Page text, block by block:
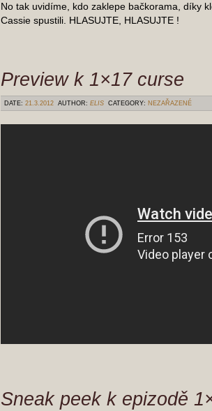
No tak uvidíme, kdo zaklepe bačkorama, díky
Cassie spustili. HLASUJTE, HLASUJTE !
Preview k 1×17 curse
DATE: 21.3.2012 AUTHOR: ELIS CATEGORY: NEZAŘAZENÉ
Sneak peek k epizodě